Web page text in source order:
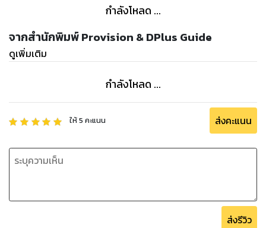
กำลังโหลด ...
จากสำนักพิมพ์ Provision & DPlus Guide
ดูเพิ่มเติม
กำลังโหลด ...
ให้5 คะแนน ส่งคะแนน
ส่งรีวิว